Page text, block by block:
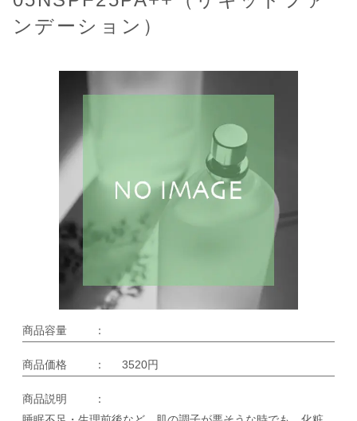
ンデーション）
商品容量 ：
商品価格 ： 3520円
商品説明
：